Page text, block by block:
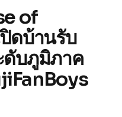
of
ดบ้านรับ
ดับภูมิภาค